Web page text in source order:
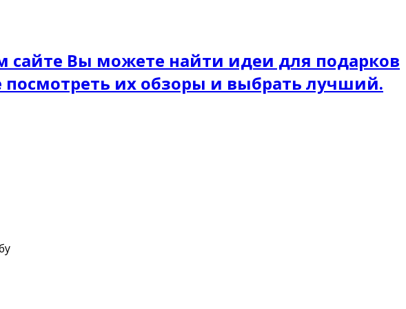
сайте Вы можете найти идеи для подарков
их обзоры и выбрать лучший.